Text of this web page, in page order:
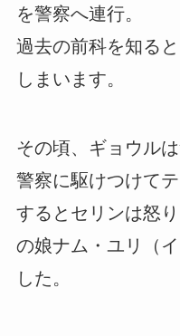
を警察へ連行。
過去の前科を知る
しまいます。
その頃、ギョウル
警察に駆けつけて
するとセリンは怒
の娘ナム・ユリ（
した。